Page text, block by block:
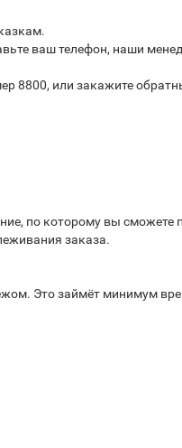
ваш телефон, наши
8800, или закажите
по которому вы
заказа.
Это займёт минимум